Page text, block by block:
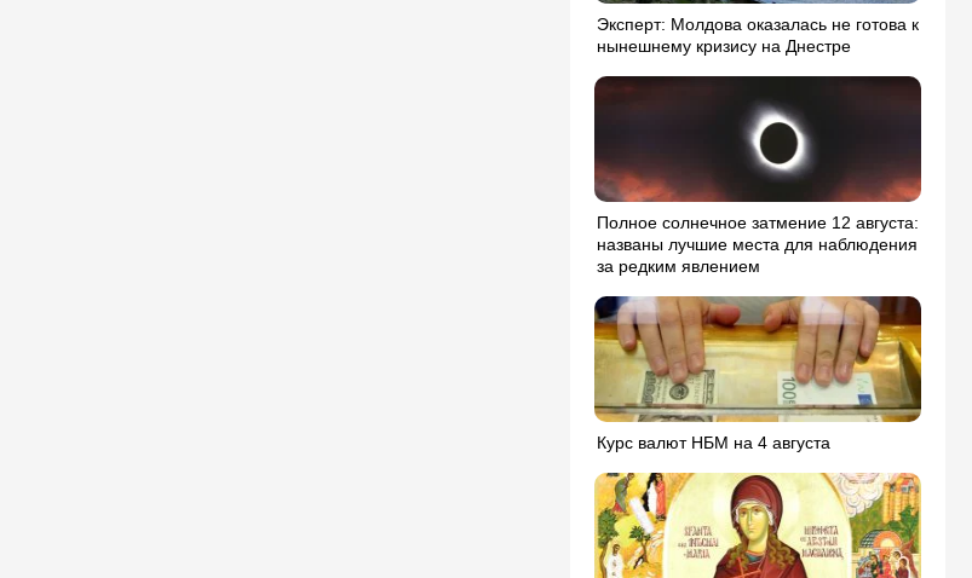
Эксперт: Молдова оказалась не готова к
нынешнему кризису на Днестре
Полное солнечное затмение 12 августа:
названы лучшие места для наблюдения
за редким явлением
Курс валют НБМ на 4 августа